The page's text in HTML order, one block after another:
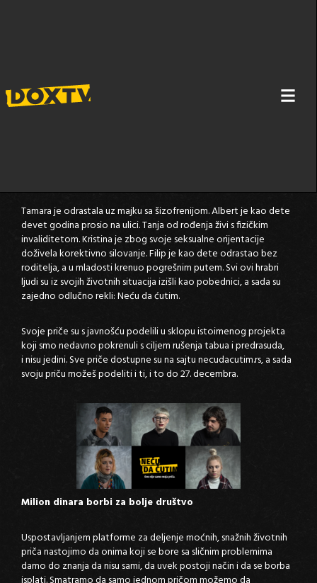
POŠALJI SVOJU PRIČU DO 27. DECEMBRA
Tamara je odrastala uz majku sa šizofrenijom. Albert je kao dete
devet godina prosio na ulici. Tanja od rođenja živi s fizičkim
invaliditetom. Kristina je zbog svoje seksualne orijentacije
doživela korektivno silovanje. Filip je kao dete odrastao bez
roditelja, a u mladosti krenuo pogrešnim putem. Svi ovi hrabri
ljudi su iz svojih životnih situacija izišli kao pobednici, a sada su
zajedno odlučno rekli: Neću da ćutim.
Svoje priče su s javnošću podelili u sklopu istoimenog projekta
koji smo nedavno pokrenuli s ciljem rušenja tabua i predrasuda,
i nisu jedini. Sve priče dostupne su na sajtu necudacutim.rs, a sada
svoju priču možeš podeliti i ti, i to do 27. decembra.
Milion dinara borbi za bolje društvo
Uspostavljanjem platforme za deljenje moćnih, snažnih životnih
priča nastojimo da onima koji se bore sa sličnim problemima
damo do znanja da nisu sami, da uvek postoji način i da se borba